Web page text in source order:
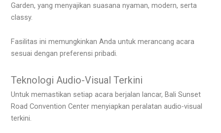
Garden, yang menyajikan suasana nyaman, modern, serta
classy.
Fasilitas ini memungkinkan Anda untuk merancang acara
sesuai dengan preferensi pribadi.
Teknologi Audio-Visual Terkini
Untuk memastikan setiap acara berjalan lancar, Bali Sunset
Road Convention Center menyiapkan peralatan audio-visual
terkini.